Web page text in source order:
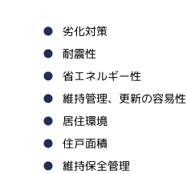
劣化対策
耐震性
省エネルギー性
維持管理、更新の容易性
居住環境
住戸面積
維持保全管理